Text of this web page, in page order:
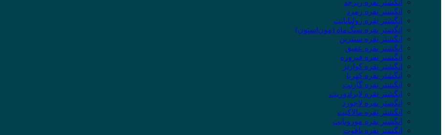
انگشتر نقره زبرجد
انگشتر نقره زمرد
انگشتر نقره زولتانایت
انگشتر نقره سنگ‌ماه (مون‌استون)
انگشتر نقره سیترین
انگشتر نقره عقیق
انگشتر نقره فیروزه
انگشتر نقره کوارتز
انگشتر نقره کهربا
انگشتر نقره گارنت
انگشتر نقره لابرادوریت
انگشتر نقره لاجورد
انگشتر نقره مالاکیت
انگشتر نقره موزونایت
انگشتر نقره یاقوت